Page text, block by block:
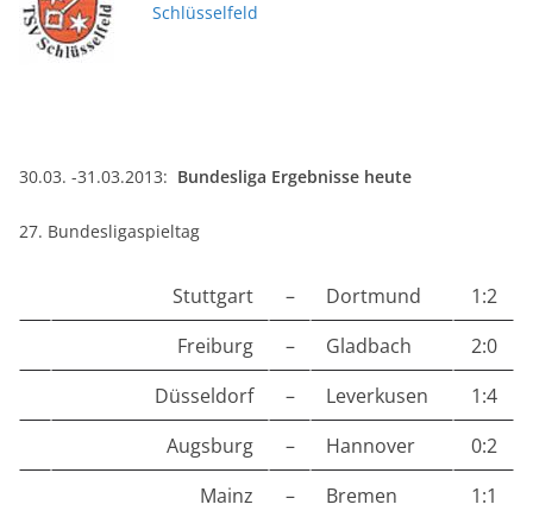
Schlüsselfeld
30.03. -31.03.2013: Bundesliga Ergebnisse heute
27. Bundesligaspieltag
Stuttgart – Dortmund
1:2
Freiburg
– Gladbach
2:0
Düsseldorf
– Leverkusen
1:4
Augsburg
– Hannover
0:2
Mainz
– Bremen
1:1